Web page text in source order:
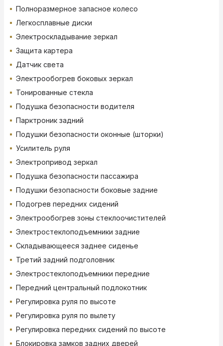
Полноразмерное запасное колесо
Легкосплавные диски
Электроскладывание зеркал
Защита картера
Датчик света
Электрообогрев боковых зеркал
Тонированные стекла
Подушка безопасности водителя
Парктроник задний
Подушки безопасности оконные (шторки)
Усилитель руля
Электропривод зеркал
Подушка безопасности пассажира
Подушки безопасности боковые задние
Подогрев передних сидений
Электрообогрев зоны стеклоочистителей
Электростеклоподъемники задние
Складывающееся заднее сиденье
Третий задний подголовник
Электростеклоподъемники передние
Передний центральный подлокотник
Регулировка руля по высоте
Регулировка руля по вылету
Регулировка передних сидений по высоте
Блокировка замков задних дверей